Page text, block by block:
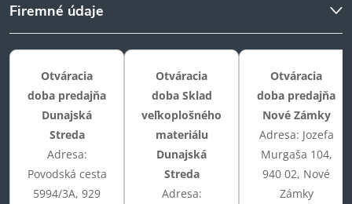
Firemné údaje
Otváracia
doba predajňa
Dunajská
Streda
Adresa:
Povodská cesta
5994/3A, 929
Otváracia
doba Sklad
veľkoplošného
materiálu
Dunajská
Streda
Adresa:
Otváracia
doba predajňa
Nové Zámky
Adresa: Jozefa
Murgaša 104,
940 02, Nové
Zámky